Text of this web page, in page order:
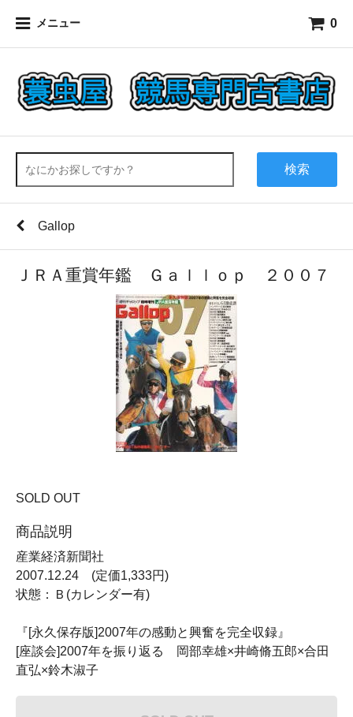
メニュー 0
検索
Gallop
ＪＲＡ重賞年鑑 Ｇａｌｌｏｐ ２００７
SOLD OUT
商品説明
産業経済新聞社
2007.12.24 (定価1,333円)
状態：Ｂ(カレンダー有)
『[永久保存版]2007年の感動と興奮を完全収録』
[座談会]2007年を振り返る 岡部幸雄×井崎脩五郎×合田
直弘×鈴木淑子